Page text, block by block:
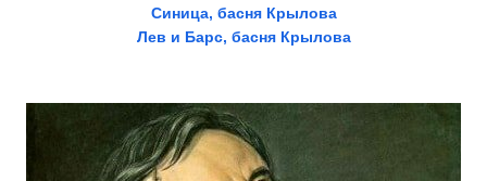
Синица, басня Крылова
Лев и Барс, басня Крылова